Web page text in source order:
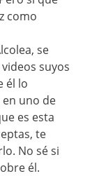
como
se
suyos
él lo
en uno de
es esta
te
No sé si
él.